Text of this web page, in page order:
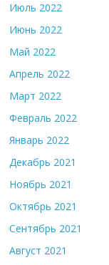
Июль 2022
Июнь 2022
Май 2022
Апрель 2022
Март 2022
Февраль 2022
Январь 2022
Декабрь 2021
Ноябрь 2021
Октябрь 2021
Сентябрь 2021
Август 2021